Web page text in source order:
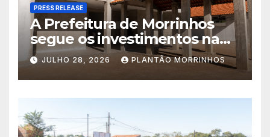
PRESS RELEASE
A Prefeitura de Morrinhos
segue os investimentos na
educação. A obra da Escola
Municipal Eudóxio de
Figueiredo avança em ritmo
acelerado e já ganha forma.
JULHO 28, 2026 PLANTÃO MORRINHOS